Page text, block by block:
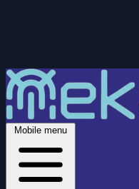
Mobile menu